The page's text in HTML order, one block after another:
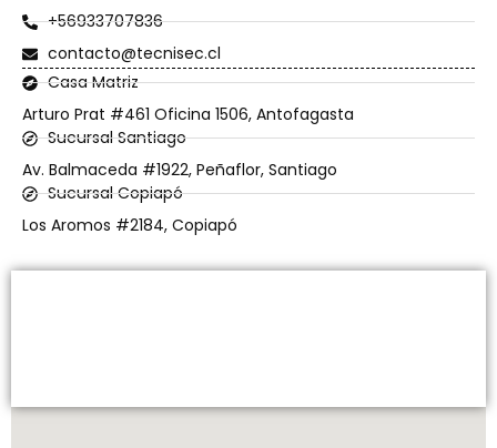
+56933707836
contacto@tecnisec.cl
Casa Matriz
Arturo Prat #461 Oficina 1506, Antofagasta
Sucursal Santiago
Av. Balmaceda #1922, Peñaflor, Santiago
Sucursal Copiapó
Los Aromos #2184, Copiapó